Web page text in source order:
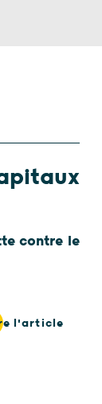
contre le
l'article